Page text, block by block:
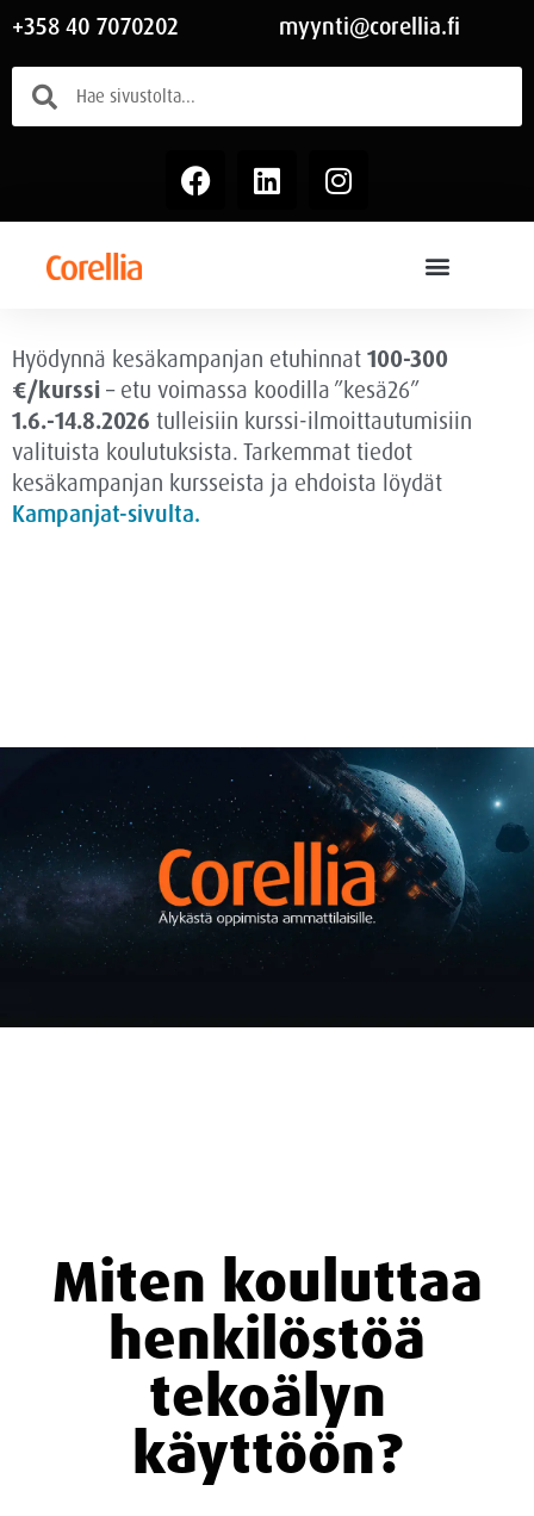
+358 40 7070202 myynti@corellia.fi
Hyödynnä kesäkampanjan etuhinnat 100-300
€/kurssi – etu voimassa koodilla ”kesä26”
1.6.-14.8.2026 tulleisiin kurssi-ilmoittautumisiin
valituista koulutuksista. Tarkemmat tiedot
kesäkampanjan kursseista ja ehdoista löydät
Kampanjat-sivulta.
Miten kouluttaa
henkilöstöä
tekoälyn
käyttöön?